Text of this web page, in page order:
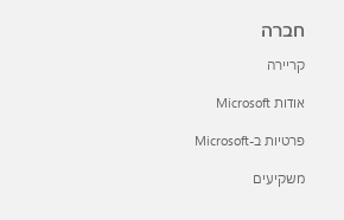
חברה
קריירה
אודות Microsoft
פרטיות ב-Microsoft
משקיעים